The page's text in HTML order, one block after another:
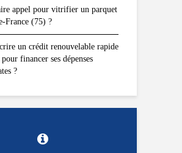
appel pour vitrifier un parquet
France (75) ?
un crédit renouvelable rapide
financer ses dépenses
?